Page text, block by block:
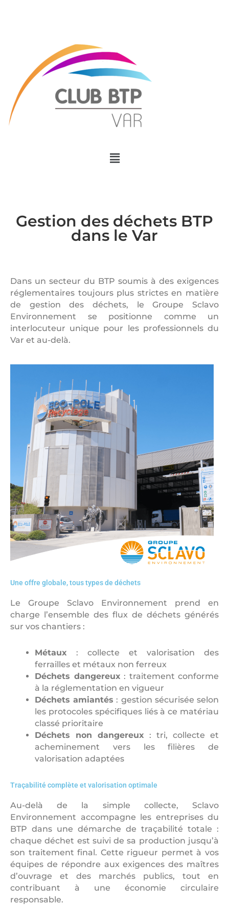
Menu
Gestion des déchets BTP
dans le Var
Dans un secteur du BTP soumis à des exigences
réglementaires toujours plus strictes en matière
de gestion des déchets, le Groupe Sclavo
Environnement se positionne comme un
interlocuteur unique pour les professionnels du
Var et au-delà.
Une offre globale, tous types de déchets
Le Groupe Sclavo Environnement prend en
charge l’ensemble des flux de déchets générés
sur vos chantiers :
Métaux : collecte et valorisation des
ferrailles et métaux non ferreux
Déchets dangereux : traitement conforme
à la réglementation en vigueur
Déchets amiantés : gestion sécurisée selon
les protocoles spécifiques liés à ce matériau
classé prioritaire
Déchets non dangereux : tri, collecte et
acheminement vers les filières de
valorisation adaptées
Traçabilité complète et valorisation optimale
Au-delà de la simple collecte, Sclavo
Environnement accompagne les entreprises du
BTP dans une démarche de traçabilité totale :
chaque déchet est suivi de sa production jusqu’à
son traitement final. Cette rigueur permet à vos
équipes de répondre aux exigences des maîtres
d’ouvrage et des marchés publics, tout en
contribuant à une économie circulaire
responsable.